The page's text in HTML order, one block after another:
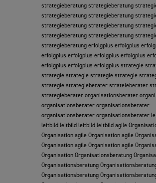
strategieberatung strategieberatung
strategieberatung strategieberatung
strategieberatung strategieberatung
strategieberatung strategieberatung
strategieberatung erfolgplus erfolgplus
erfolgplus erfolgplus erfolgplus erfolgplus
erfolgplus erfolgplus erfolgplus strategie
strategie strategie strategie strategie
strategie strategieberater strateieberater
strategieberater organisationsberater
organisationsberater organisationsberater
organisationsberater organisationsberater
leitbild leitbild leitbild leitbild agile
Organisation agile Organisation agile
Organisation agile Organisation agile
Organisation Organisationsberatung
Organisationsberatung
Organisationsberatung